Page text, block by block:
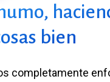
bien
completamente